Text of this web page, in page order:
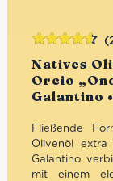
Natives
Orcio
Galantino
Fließende
Olivenöl extra
Galantino
mit einem
mit4.50
von 5